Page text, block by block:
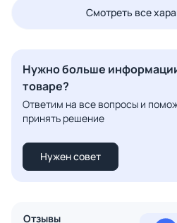
Смотреть все
Нужно больше
товаре?
Ответим на все вопросы и
принять решение
Нужен совет
Отзывы